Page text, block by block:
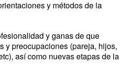
y métodos de la
y ganas de que
y preocupaciones (pareja, hijos,
así como nuevas etapas de la